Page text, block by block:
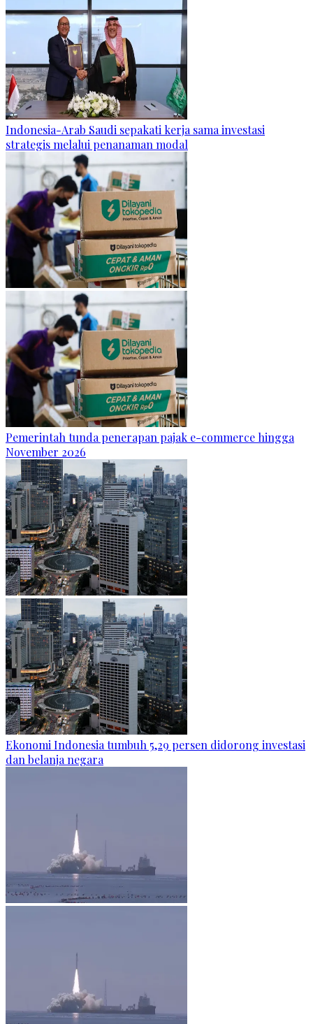
Indonesia-Arab Saudi sepakati kerja sama investasi
strategis melalui penanaman modal
Pemerintah tunda penerapan pajak e-commerce hingga
November 2026
Ekonomi Indonesia tumbuh 5,29 persen didorong investasi
dan belanja negara